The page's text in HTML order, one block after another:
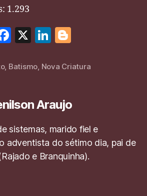
1.293
F
c
b
o
o
k
X
Li
k
dI
n
g
er
, Batismo, Nova Criatura
Araujo
sistemas, marido fiel e
adventista do sétimo dia, pai de
e Branquinha).